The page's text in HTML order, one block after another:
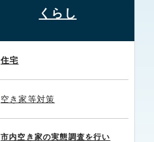
くらし
住宅
空き家等対策
市内空き家の実態調査を行い